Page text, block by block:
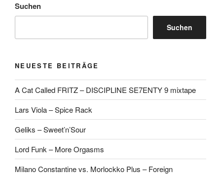
Suchen
Suchen
NEUESTE BEITRÄGE
A Cat Called FRITZ – DISCIPLINE SE7ENTY 9 mixtape
Lars Viola – Spice Rack
Geliks – Sweet’n’Sour
Lord Funk – More Orgasms
Milano Constantine vs. Morlockko Plus – Foreign